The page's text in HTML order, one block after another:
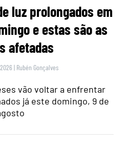
luz prolongados em
e estas são as
afetadas
| Rubén Gonçalves
vão voltar a enfrentar
já este domingo, 9 de